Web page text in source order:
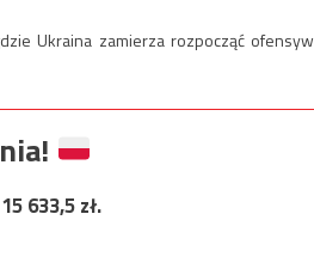
Ukraina zamierza rozpocząć
15 633,5zł.